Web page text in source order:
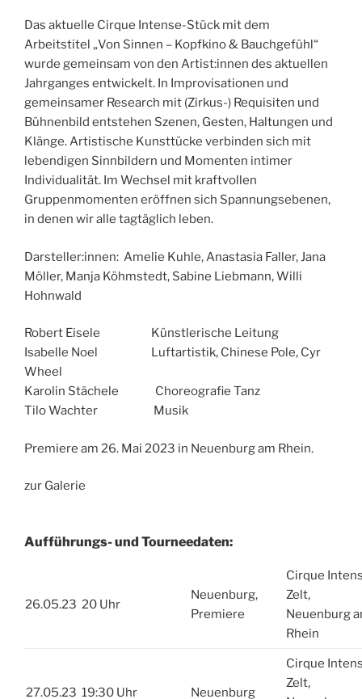
Das aktuelle Cirque Intense-Stück mit dem
Arbeitstitel „Von Sinnen – Kopfkino & Bauchgefühl“
wurde gemeinsam von den Artist:innen des aktuellen
Jahrganges entwickelt. In Improvisationen und
gemeinsamer Research mit (Zirkus-) Requisiten und
Bühnenbild entstehen Szenen, Gesten, Haltungen und
Klänge. Artistische Kunsttücke verbinden sich mit
lebendigen Sinnbildern und Momenten intimer
Individualität. Im Wechsel mit kraftvollen
Gruppenmomenten eröffnen sich Spannungsebenen,
in denen wir alle tagtäglich leben.
Darsteller:innen: Amelie Kuhle, Anastasia Faller, Jana
Möller, Manja Köhmstedt, Sabine Liebmann, Willi
Hohnwald
Robert Eisele Künstlerische Leitung
Isabelle Noel Luftartistik, Chinese Pole, Cyr
Wheel
Karolin Stächele Choreografie Tanz
Tilo Wachter Musik
Premiere am 26. Mai 2023 in Neuenburg am Rhein.
zur Galerie
Aufführungs- und Tourneedaten:
26.05.23 20 Uhr
Neuenburg,
Premiere
Cirque
Zelt,
Neuenburg
Rhein
27.05.23 19:30 Uhr Neuenburg
Cirque
Zelt,